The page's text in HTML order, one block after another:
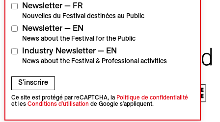
Partenaires institutionnels
Newsletter — FR
Nouvelles du Festival destinées au Public
Newsletter — EN
News about the Festival for the Public
Industry Newsletter — EN
News about the Festival & Professional activities
S'inscrire
Ce site est protégé par reCAPTCHA, la Politique de confidentialité
et lesConditions d'utilisation de Google s'appliquent.